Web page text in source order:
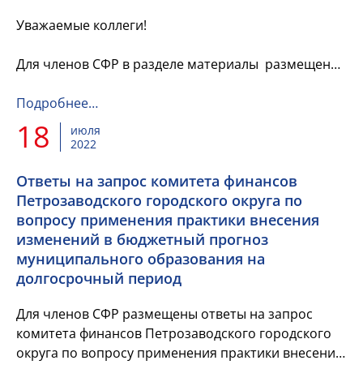
Уважаемые коллеги!
Для членов СФР в разделе материалы размещена
членов Союза Финансистов России «Обмен
опытом», а также ответы на запрос
Департамента...
Подробнее…
18
июля
2022
Ответы на запрос комитета финансов
Петрозаводского городского округа по
вопросу применения практики внесения
изменений в бюджетный прогноз
муниципального образования на
долгосрочный период
Для членов СФР размещены ответы на запрос
комитета финансов Петрозаводского городского
округа по вопросу применения практики внесения